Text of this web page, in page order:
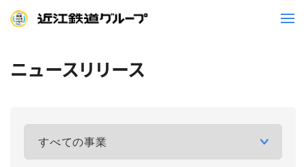
鉄道
事業一覧
ニュースリリース